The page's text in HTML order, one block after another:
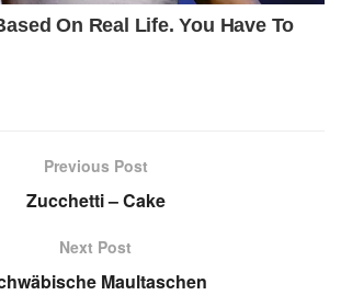
Previous Post
Zucchetti – Cake
Next Post
Maultaschen